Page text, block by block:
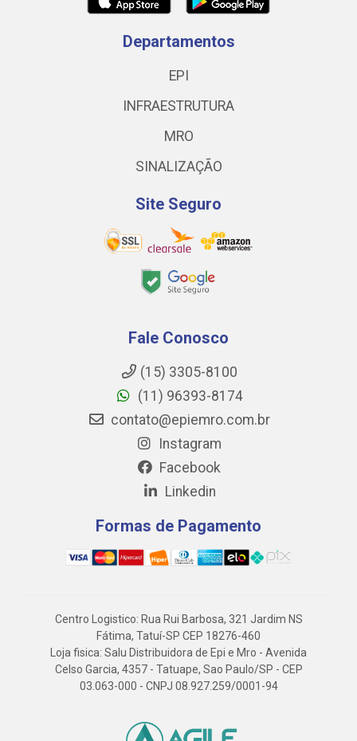
Departamentos
EPI
INFRAESTRUTURA
MRO
SINALIZAÇÃO
Site Seguro
Fale Conosco
(15) 3305-8100
(11) 96393-8174
contato@epiemro.com.br
Instagram
Facebook
Linkedin
Formas de Pagamento
Centro Logistico: Rua Rui Barbosa, 321 Jardim NS
Fátima, Tatuí-SP CEP 18276-460
Loja fisica: Salu Distribuidora de Epi e Mro - Avenida
Celso Garcia, 4357 - Tatuape, Sao Paulo/SP - CEP
03.063-000 - CNPJ 08.927.259/0001-94